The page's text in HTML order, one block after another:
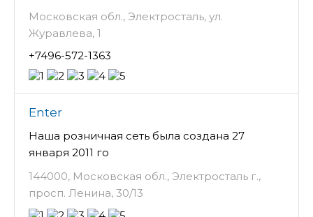
Московская обл., Электросталь, ул.
Журавлева, 1
+7496-572-1363
Enter
Наша розничная сеть была создана 27
января 2011 го
144000, Московская обл., Электросталь г.,
просп. Ленина, 30/13